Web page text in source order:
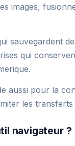
images,
sauvegardent
qui
aussi pour la
les transferts
navigateur ?